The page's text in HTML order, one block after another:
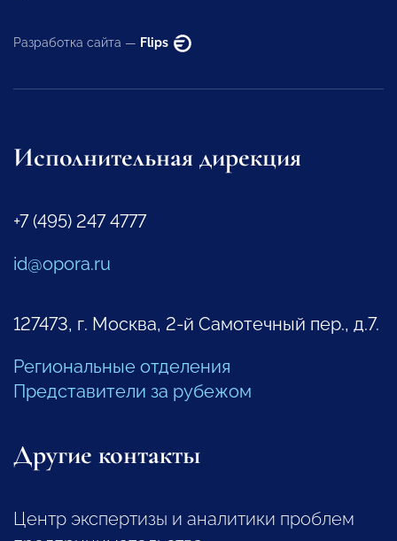
Разработка сайта — Flips
Исполнительная дирекция
+7 (495) 247 4777
id@opora.ru
127473, г. Москва, 2-й Самотечный пер., д.7.
Региональные отделения
Представители за рубежом
Другие контакты
Центр экспертизы и аналитики проблем